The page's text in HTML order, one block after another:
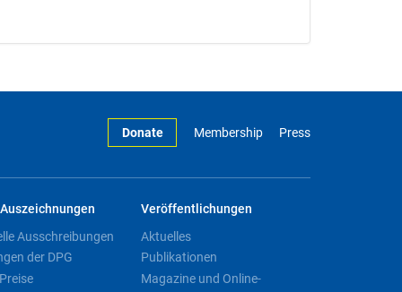
Donate Membership Press
Ausschreibungen
der DPG
Veröffentlichungen
Aktuelles
Publikationen
Magazine und Online-